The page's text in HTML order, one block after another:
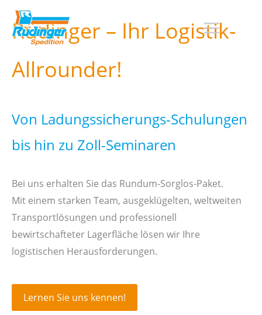
Zum
Inhalt
springen
Rüdinger – Ihr Logistik-
Allrounder!
Von Ladungssicherungs-Schulungen
bis hin zu Zoll-Seminaren
Bei uns erhalten Sie das Rundum-Sorglos-Paket.
Mit einem starken Team, ausgeklügelten, weltweiten
Transportlösungen und professionell
bewirtschafteter Lagerfläche lösen wir Ihre
logistischen Herausforderungen.
Lernen Sie uns kennen!